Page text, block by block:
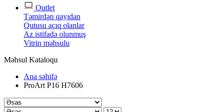
Outlet
Təmirdən qayıdan
Qutusu açıq olanlar
Az istifadə olunmuş
Vitrin məhsulu
Məhsul Kataloqu
Ana səhifə
ProArt P16 H7606